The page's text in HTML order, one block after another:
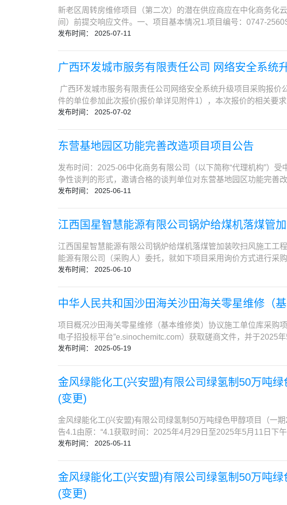
目电子清单GBQ6文件（备注单位名称）发送至以下邮箱：
另行递交纸质应征文件。5. 开标事宜及注意事项 至响应截止时
标平台技术支持：电话 010-86391277；6. 现场踏勘 本项目踏
使用WORD或PDF格式。8. 发放答疑、澄清及补充方案征询书
人：中国商用飞机有限责任公司民用飞机试飞中心东营基地代
路555号27层中化商务邮 编：200122联系人：范晶晶联系人：
注册建造师二级（含）以上资质证书，具备安全生产考核合格B
当并办理注册建造师备案手续。（4）供应商没有处于被责令停
和严重违约及重大工程质量事故。三、获取采购文件时间：2025
册）即可进行采购文件的购买。平台目前开放的采购文件支付方
（即“中化商务电子招响应平台”e.sinochemitc.com）中“综合办
支持等相关事宜请咨询：010-8639 1277。售价：采购文件售价
间）2．地点：北京市海淀区闵庄路42号蓝海智谷第【1】会议室
010-59872779采购代理机构：中化商务有限公司地址：北京市
18911318908电子邮件：caopei@sinochem.com，
人应具有中华人民共和国住房和城乡建设主管部门颁发的中华人
合格证书。（须提供相关证书材料）项目负责人需在本单位注册
目与本招标项目属于同一工程相邻分段发包或分期施工的；(2)合
同意的。2.5本项目不接受联合体竞争性谈判报价。3. 方案征询
17:00前，登录中化商务电子招投标平台（http://
投标平台（e.sinochemitc.com）进行免费注册，并通过网上支
操作问题，请拨打平台技术支持联系电话：010-86391277。平
将被拒收。4. 响应文件的递交及相关事宜4.1响应文件首次递交
商务电子招投标平台（e.sinochemitc.com）。4.2首次谈判时间
子招投标平台（e.sinochemitc.com）4.4响应文件开启时间和地
GBQ6文件（备注单位名称）发送至以下邮箱：
质应征文件。5. 开标事宜及注意事项 至响应截止时间前，所有
支持：电话 010-86391277；6. 现场踏勘 本项目踏勘时间为
或PDF格式。8. 发放答疑、澄清及补充方案征询书时间：2025
用飞机有限责任公司民用飞机试飞中心东营基地代理机构：中
层中化商务邮 编：200122联系人：范晶晶联系人：杨志飞电
新老区周转房维修项目（第二次）的潜在供应商应在中化商务化
间）前提交响应文件。一、项目基本情况1.项目编号：0747-
算：人民币50万元5.最高限价：人民币50万元6.采购需求：详细
为准）7.合同履行期限：合同签订后，开工之日起60个日历天（
纳税收和社会保障资金的良好记录；5.参加本次采购活动前三年
应文件递交截止时间，供应商不得为“信用中国”网站（
网”（www.ccgp.gov.cn）政府采购严重违法失信行为记录名单中
国工程物理研究院处以禁入处罚且处于禁止期内（以响应文件递
购项目提出的特殊条件：（1）供应商需具有建筑工程施工总承
有建设行政主管部门核发的安全生产许可证，并在人员、设备、
注册建造师二级（含）以上资质证书，具备安全生产考核合格B
当并办理注册建造师备案手续。（4）供应商没有处于被责令停
和严重违约及重大工程质量事故。。三、获取采购文件时间：
注册）即可进行采购文件的购买。平台目前开放的采购文件支付
块（即“中化商务电子招响应平台”e.sinochemitc.com）中“综合
术支持等相关事宜请咨询：010-8639 1277。售价：采购文件售
时间）2．地点：北京市海淀区闵庄路42号蓝海智谷第【7】会议
010-59872779采购代理机构：中化商务有限公司地址：北京市
18911318908 电子邮件：
发布时间： 2025-07-11
广西环发城市服务有限责任公司 网络安全系统
广西环发城市服务有限责任公司网络安全系统升级项目采购报
件的单位参加此次报价(报价单详见附件1），本次报价的相关要
问，可与我公司技术人员联系（联系人：滕应通，联系号码：
个工作日内，扣除设备金额2%作为质保金，支付合同剩余款项
备注说明，如发现有误或不清楚，请以电话形式告知，以便我公
17:00前，请各单位在规定时间将密封报价单以邮件方式寄到以
3236585。 广西环发城市服务有限责任公
发布时间： 2025-07-02
东营基地园区功能完善改造项目项目公告
发布时间：2025-06中化商务有限公司（以下简称“代理机构”）
争性谈判的形式，邀请合格的谈判单位对东营基地园区功能完
1.2 项目内容东营基地园区功能完善改造项目。1.3 工期在开工
并在高位设置排污泵控制柜，排污泵出口延伸至园区外市政管网
倒灌。b）雨水管线闸门处配套设置砖砌阀门井，便于维修。
功率不小于60W，根据实际选型制作C30混凝土基础（
采用YJV-3*2.5。2. 谈判单位资质资格要求2.1 具备合法有效、
一”后统一社会信用代码的营业执照复印件；有效的安全生产许
的施工总承包三级及其以上资质（须提供有限期内的相关证书材
二级及以上建造师执业资格证书，注册专业须为建筑工程，具
担任其他在建施工项目的项目负责人，但发生下列情形之一的除
工程验收合格的；(3)因非承包方原因致使工程项目停工超过120
凡有意参加竞争性谈判者，请于2025年06月11日下午17:00到
单次项目500元。未在招标代理机构登记、支付平台使用费的潜
交截止时间：2025-06-20上午09:004.1.2递交方法：电子文件递
4.2.1谈判时间：2025-06-23下午14:004.2.2谈判地点：另行通知
件递交（特别提示：请各谈判单位更新重新递交响应文件中的日
判，请谈判及时查收谈判会议通知邮寄，按时参与谈判会议）
4.4.1开启时间：根据谈判具体情况另行通知4.4.2开启地点：中
件上传均须完成，否则采购人将予以拒收应征文件。中化商务
日，请谈判单位在此期间自行踏勘。踏勘地点：东营市东营区商
7. 谈判单位提出问题的方式及截止时间：所有问题应于2025年
发布时间： 2025-06-11
江西国星智慧能源有限公司锅炉给煤机落煤管
江西国星智慧能源有限公司锅炉给煤机落煤管加装吹扫风施工工
能源有限公司（采购人）委托，就如下项目采用询价方式进行采
编号：0747-2560SCCZUK37；3. 本项目资金来源：企业自筹；
管处竖直安装一根无缝钢管（规格φ159×4、材质Q235，共四根
口。具体内容见采购文件第四章；5.施工地点：江西国星智慧能
天；7. 供应商应满足如下资格要求： （1）供应商必须为中华人
件）。（2）供应商需具有电力工程施工总承包三级及以上资质
目经理须为机电工程专业二级及以上注册建造师，（注册单位与
的复印件。特别提示：请各供应商注意，根据《住房和城乡建
自2022年1月1日起，一级建造师统一使用电子证书，纸质注册
图像笔迹不一致的，该电子证书无效。③超出使用时限的电子证
程施工业绩；须提供业绩合同复印件（含合同首尾页、盖章页和
材料。 （5）至响应文件递交截止时间，供应商不得被列入失信
“http://zxgk.court.gov.cn/shixin/”查询结果为准）。 （6）供应商
项目中未发生一般生产安全责任事故的企业或承包商履约评价等
件，否则无资格参加本项目； （8）本项目不接受联合体参与。
间24小时制，下同）前，登录中化商务电子招投标平台
民币），不提供纸质文件。潜在供应商需先在中化商务电子招投
发布时间： 2025-06-10
中华人民共和国沙田海关沙田海关零星维修（
项目概况沙田海关零星维修（基本维修类）协议施工单位库采购
电子招投标平台”e.sinochemitc.com）获取磋商文件，并于2025
2560SCCGD066项目名称：沙田海关零星维修（基本维修类）
额在第一个年度内不得超过88.64万元。专业库内单位服务期限
88.64万元的，该零星维修协议施工单位库自动作废，库内单位
单位选定后，与采购人签订服务合同，明确相关权利义务，入库
内不得超过88.64万元。专业库内单位服务期限自委托服务协议
修协议施工单位库自动作废，库内单位不再具备库内承包的资格
其他组织提供其他组织的营业执照或执业许可证；④自然人提供
有良好的商业信誉和健全的财务会计制度：依据《响应承诺函》
发布时间： 2025-05-19
金风绿能化工(兴安盟)有限公司绿氢制50万吨
(变更)
金风绿能化工(兴安盟)有限公司绿氢制50万吨绿色甲醇项目（一
告4.1由原：“4.1获取时间：2025年4月29日至2025年5月11日下
日至2025年5月14日下午23:59分；（时间以国家授时中心时间为
发布时间： 2025-05-11
金风绿能化工(兴安盟)有限公司绿氢制50万吨
(变更)